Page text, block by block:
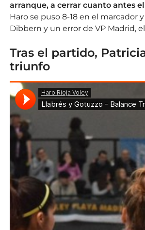
arranque, a cerrar cuanto antes
Haro se puso 8-18 en el
Dibbern y un error de VP Madrid,
Tras el partido,
triunfo